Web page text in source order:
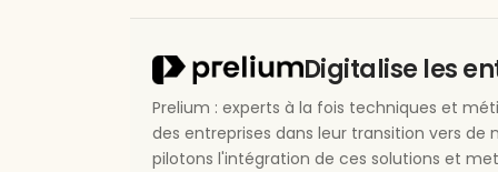
Digitalise les
Prelium : experts à la fois techniques et
des entreprises dans leur transition vers de
pilotons l'intégration de ces solutions et